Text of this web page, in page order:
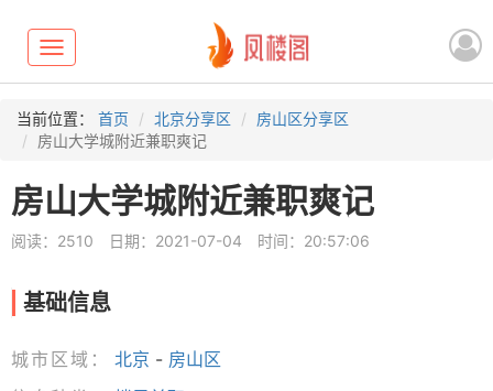
Toggle
navigation
当前位置： 首页 北京分享区
房山区分享区
房山大学城附近兼职爽记
房山大学城附近兼职爽记
阅读：2510 日期：2021-07-04 时间：20:57:06
基础信息
城市区域： 北京 - 房山区